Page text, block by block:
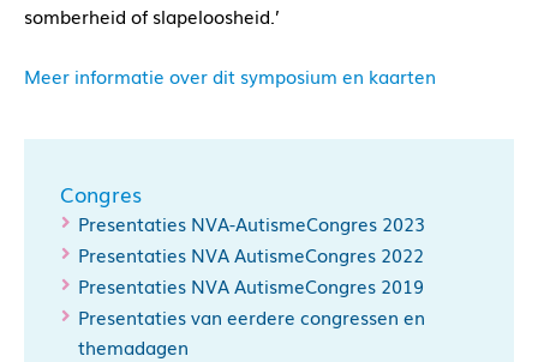
somberheid of slapeloosheid.’
Meer informatie over dit symposium en kaarten
Congres
Presentaties NVA-AutismeCongres 2023
Presentaties NVA AutismeCongres 2022
Presentaties NVA AutismeCongres 2019
Presentaties van eerdere congressen en
themadagen